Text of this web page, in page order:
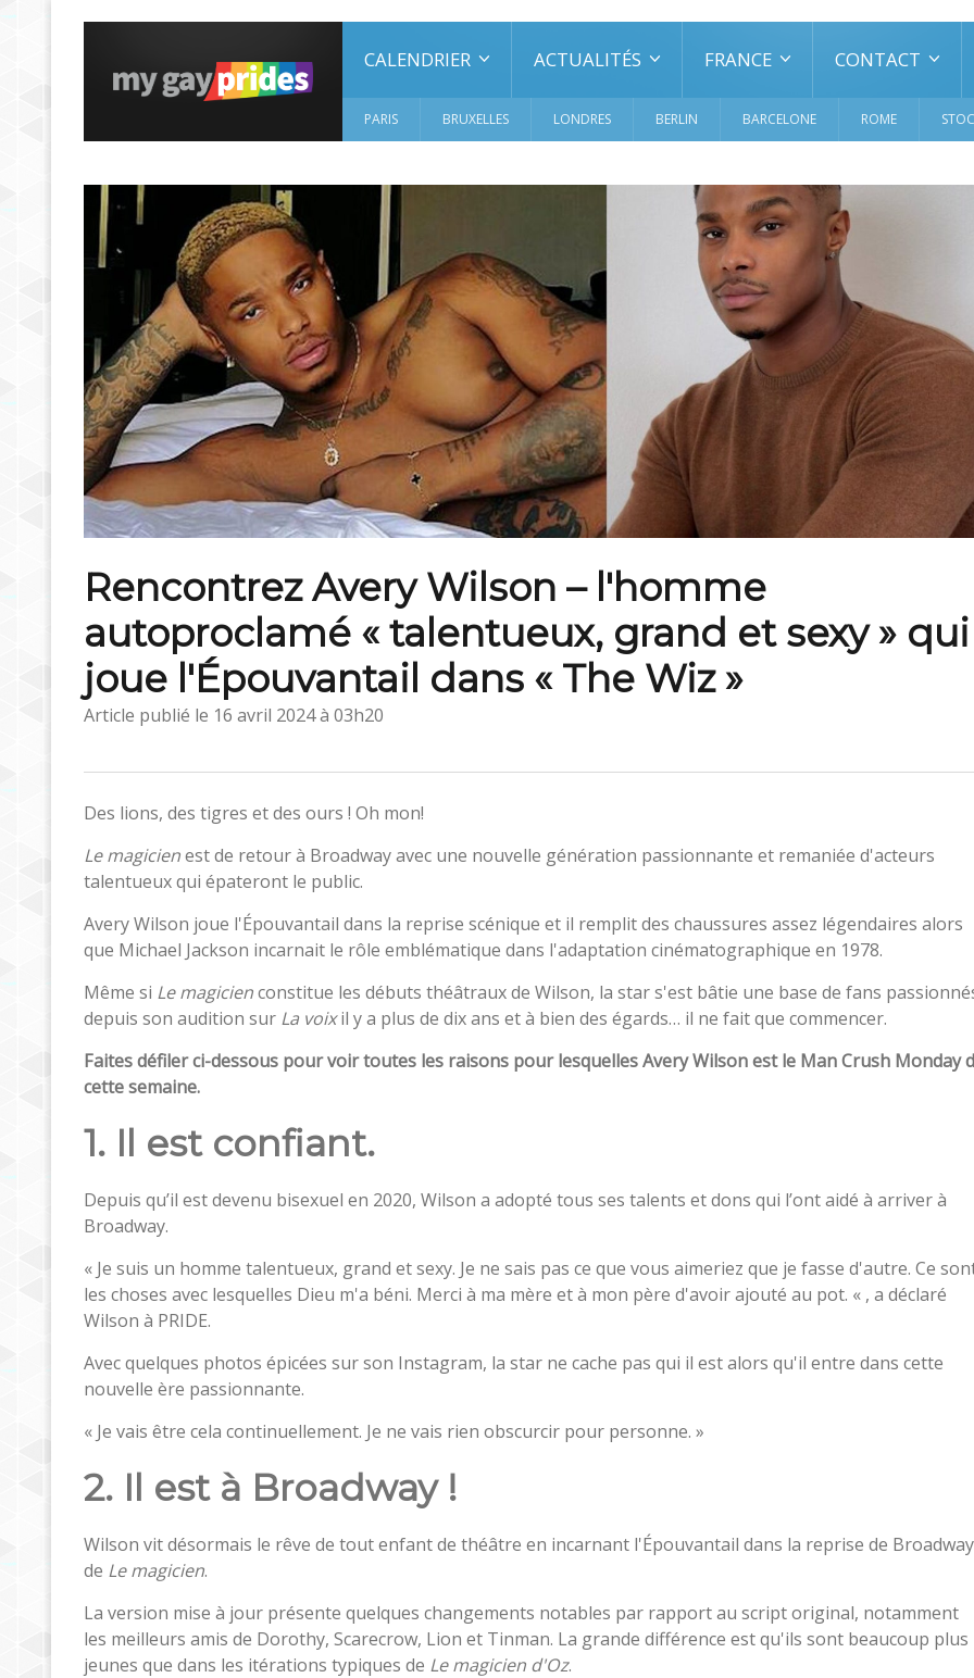
CALENDRIER ACTUALITÉS FRANCE CONTACT
PARIS BRUXELLES LONDRES BERLIN BARCELONE ROME
Rencontrez Avery Wilson – l'homme
autoproclamé « talentueux, grand et sexy » qui
joue l'Épouvantail dans « The Wiz »
Article publié le 16 avril 2024 à 03h20
Des lions, des tigres et des ours ! Oh mon!
Le magicienest de retour à Broadway avec une nouvelle génération passionnante et remaniée d'acteurs
talentueux qui épateront le public.
Avery Wilson joue l'Épouvantail dans la reprise scénique et il remplit des chaussures assez légendaires alors
que Michael Jackson incarnait le rôle emblématique dans l'adaptation cinématographique en 1978.
Même si Le magicienconstitue les débuts théâtraux de Wilson, la star s'est bâtie une base de fans
depuis son audition sur La voixil y a plus de dix ans et à bien des égards… il ne fait que commencer.
Faites défiler ci-dessous pour voir toutes les raisons pour lesquelles Avery Wilson est le Man Crush Monday
cette semaine.
1. Il est confiant.
Depuis qu’il est devenu bisexuel en 2020, Wilson a adopté tous ses talents et dons qui l’ont aidé à arriver à
Broadway.
« Je suis un homme talentueux, grand et sexy. Je ne sais pas ce que vous aimeriez que je fasse d'autre. Ce
les choses avec lesquelles Dieu m'a béni. Merci à ma mère et à mon père d'avoir ajouté au pot. « , a déclaré
Wilson à PRIDE.
Avec quelques photos épicées sur son Instagram, la star ne cache pas qui il est alors qu'il entre dans cette
nouvelle ère passionnante.
« Je vais être cela continuellement. Je ne vais rien obscurcir pour personne. »
2. Il est à Broadway !
Wilson vit désormais le rêve de tout enfant de théâtre en incarnant l'Épouvantail dans la reprise de Broadway
de Le magicien.
La version mise à jour présente quelques changements notables par rapport au script original, notamment
les meilleurs amis de Dorothy, Scarecrow, Lion et Tinman. La grande différence est qu'ils sont beaucoup plus
jeunes que dans les itérations typiques de Le magicien d'Oz.